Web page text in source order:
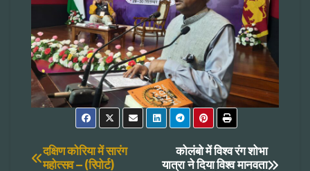
Post
कोलंबो में विश्व रंग शोभा
यात्रा ने दिया विश्व मानवता
दक्षिण कोरिया में सारंग
महोत्सव – (रिपोर्ट)